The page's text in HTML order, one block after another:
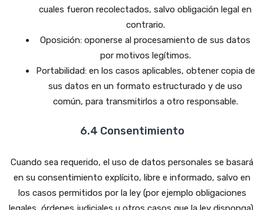
cuales fueron recolectados, salvo obligación legal en
contrario.
Oposición: oponerse al procesamiento de sus datos
por motivos legítimos.
Portabilidad: en los casos aplicables, obtener copia de
sus datos en un formato estructurado y de uso
común, para transmitirlos a otro responsable.
6.4 Consentimiento
Cuando sea requerido, el uso de datos personales se basará
en su consentimiento explícito, libre e informado, salvo en
los casos permitidos por la ley (por ejemplo obligaciones